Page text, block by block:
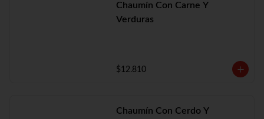
Chaumín Con Carne Y
Verduras
$12.810
Chaumín Con Cerdo Y